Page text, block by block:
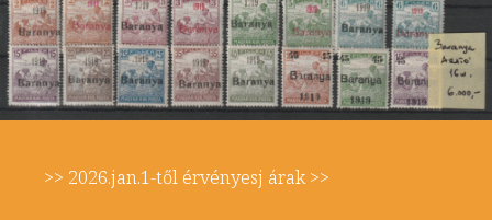
>> 2026.jan.1-től érvényesj árak >>